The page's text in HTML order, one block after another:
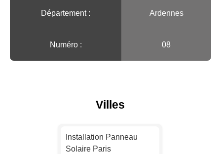
Département : Ardennes
Numéro : 08
Villes
Installation Panneau
Solaire Paris